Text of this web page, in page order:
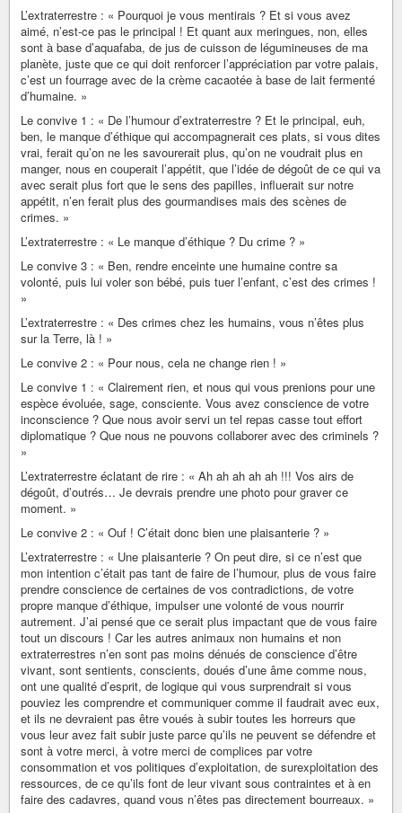
L’extraterrestre : « Pourquoi je vous mentirais ? Et si vous avez
aimé, n’est-ce pas le principal ! Et quant aux meringues, non, elles
sont à base d’aquafaba, de jus de cuisson de légumineuses de ma
planète, juste que ce qui doit renforcer l’appréciation par votre palais,
c’est un fourrage avec de la crème cacaotée à base de lait fermenté
d’humaine. »
Le convive 1 : « De l’humour d’extraterrestre ? Et le principal, euh,
ben, le manque d’éthique qui accompagnerait ces plats, si vous dites
vrai, ferait qu’on ne les savourerait plus, qu’on ne voudrait plus en
manger, nous en couperait l’appétit, que l’idée de dégoût de ce qui va
avec serait plus fort que le sens des papilles, influerait sur notre
appétit, n’en ferait plus des gourmandises mais des scènes de
crimes. »
L’extraterrestre : « Le manque d’éthique ? Du crime ? »
Le convive 3 : « Ben, rendre enceinte une humaine contre sa
volonté, puis lui voler son bébé, puis tuer l’enfant, c’est des crimes !
»
L’extraterrestre : « Des crimes chez les humains, vous n’êtes plus
sur la Terre, là ! »
Le convive 2 : « Pour nous, cela ne change rien ! »
Le convive 1 : « Clairement rien, et nous qui vous prenions pour une
espèce évoluée, sage, consciente. Vous avez conscience de votre
inconscience ? Que nous avoir servi un tel repas casse tout effort
diplomatique ? Que nous ne pouvons collaborer avec des criminels ?
»
L’extraterrestre éclatant de rire : « Ah ah ah ah ah !!! Vos airs de
dégoût, d’outrés… Je devrais prendre une photo pour graver ce
moment. »
Le convive 2 : « Ouf ! C’était donc bien une plaisanterie ? »
L’extraterrestre : « Une plaisanterie ? On peut dire, si ce n’est que
mon intention c’était pas tant de faire de l’humour, plus de vous faire
prendre conscience de certaines de vos contradictions, de votre
propre manque d’éthique, impulser une volonté de vous nourrir
autrement. J’ai pensé que ce serait plus impactant que de vous faire
tout un discours ! Car les autres animaux non humains et non
extraterrestres n’en sont pas moins dénués de conscience d’être
vivant, sont sentients, conscients, doués d’une âme comme nous,
ont une qualité d’esprit, de logique qui vous surprendrait si vous
pouviez les comprendre et communiquer comme il faudrait avec eux,
et ils ne devraient pas être voués à subir toutes les horreurs que
vous leur avez fait subir juste parce qu’ils ne peuvent se défendre et
sont à votre merci, à votre merci de complices par votre
consommation et vos politiques d’exploitation, de surexploitation des
ressources, de ce qu’ils font de leur vivant sous contraintes et à en
faire des cadavres, quand vous n’êtes pas directement bourreaux. »